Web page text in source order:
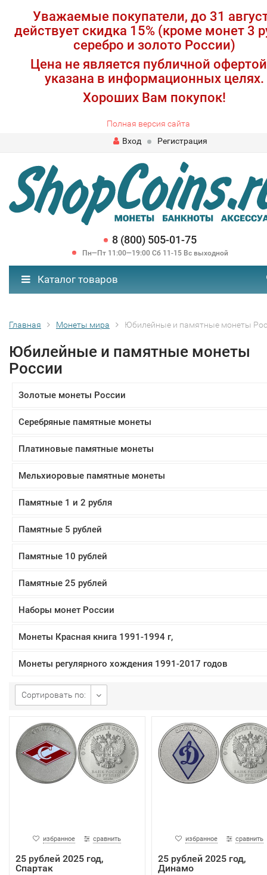
Уважаемые покупатели, до 31
действует скидка 15% (кроме монет 3
серебро и золото России)
Цена не является публичной
указана в информационных целях.
Хороших Вам покупок!
Полная версия сайта
Вход
Регистрация
8 (800) 505-01-75
Пн—Пт 11:00—19:00 Сб 11-15 Вс выходной
Каталог товаров
Главная Монеты мира Юбилейные и памятные монеты
Юбилейные и памятные монеты
России
Золотые монеты России
Серебряные памятные монеты
Платиновые памятные монеты
Мельхиоровые памятные монеты
Памятные 1 и 2 рубля
Памятные 5 рублей
Памятные 10 рублей
Памятные 25 рублей
Наборы монет России
Монеты Красная книга 1991-1994 г,
Монеты регулярного хождения 1991-2017 годов
Сортировать по:
избранное сравнить
25 рублей 2025 год,
Спартак
избранное сравнить
25 рублей 2025 год,
Динамо